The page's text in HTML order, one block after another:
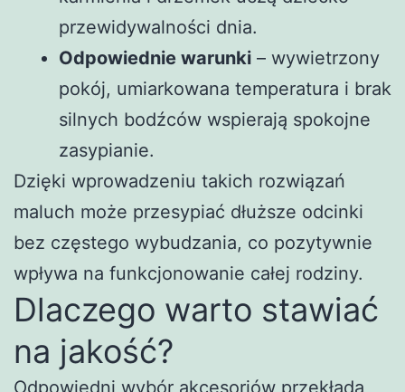
przewidywalności dnia.
Odpowiednie warunki – wywietrzony
pokój, umiarkowana temperatura i brak
silnych bodźców wspierają spokojne
zasypianie.
Dzięki wprowadzeniu takich rozwiązań
maluch może przesypiać dłuższe odcinki
bez częstego wybudzania, co pozytywnie
wpływa na funkcjonowanie całej rodziny.
Dlaczego warto stawiać
na jakość?